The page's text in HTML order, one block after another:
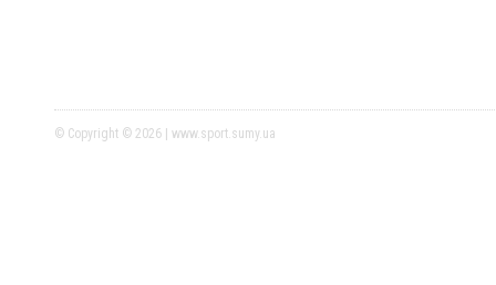
© Copyright © 2026 | www.sport.sumy.ua